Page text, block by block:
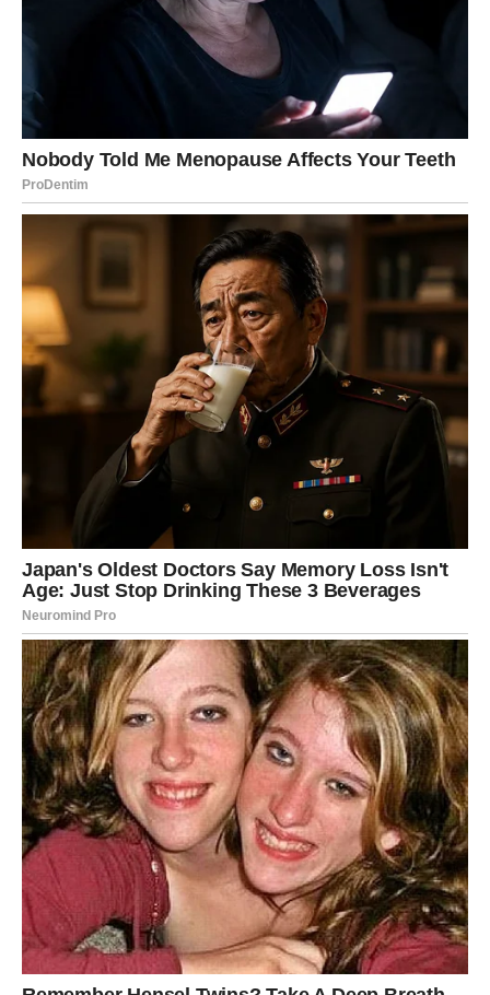
osmijeh kroz lijepo iznenađenje
Vage su u posljednje vrijeme mnogo razmišljale o
budućnosti i često osjećale da se određene stvari
odvijaju sporije nego što bi željele. Međutim, zvijezde
sada pokazuju da dolazi period u kojem će se mnoge
kockice konačno složiti.
Neočekivane vijesti mogle bi stići kroz posao ili privatni
život. Moguće je da ćete dobiti priznanje za trud koji ste
dugo ulagali ili da će vam neko daju priliku o kojoj ste
ranije mogli samo maštati.
Na poslovnom planu dolazi do pozitivnih promjena. Ljudi
koji su ranije bili skeptični prema vašim idejama sada će
pokazati više poštovanja i spremnosti za saradnju. Ako
razmišljate o promjeni posla ili pokretanju vlastitog
projekta, naredni dani mogli bi donijeti prve konkretne
Ljubavni život također ulazi u mnogo ljepšu fazu. Partner
će pokazati više pažnje, a slobodne Vage mogle bi
upoznati osobu koja će ih osvojiti iskrenim pristupom i
toplinom. Jedan razgovor mogao bi probuditi emocije
koje niste očekivali.
Na porodičnom planu moguće su lijepe vijesti koje će
unijeti radost među vaše najbliže. To može biti uspjeh
člana porodice, zajedničko slavlje ili rješavanje problema
koji vas je dugo opterećivao.
Najvažnije je da ostanete otvoreni za promjene. Ono što
vam sudbina donosi moglo bi biti mnogo bolje nego što
ste planirali.